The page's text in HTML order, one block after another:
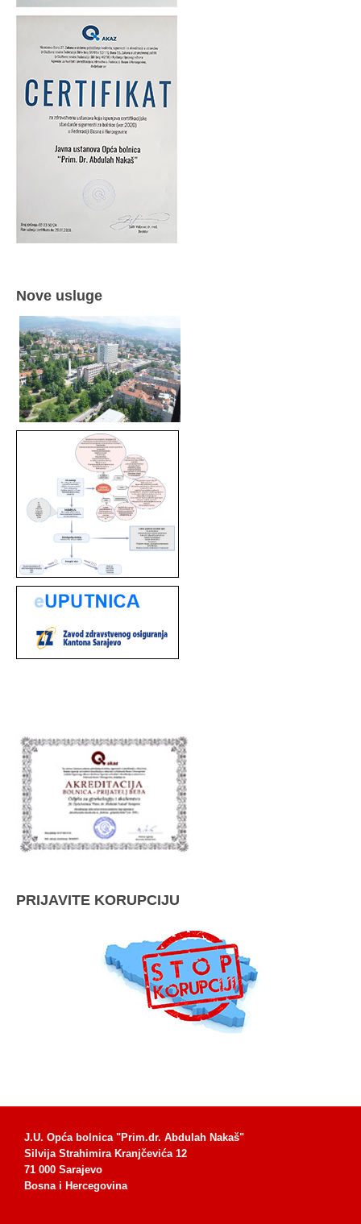
Nove usluge
PRIJAVITE KORUPCIJU
J.U. Opća bolnica "Prim.dr. Abdulah Nakaš"
Silvija Strahimira Kranjčevića 12
71 000 Sarajevo
Bosna i Hercegovina